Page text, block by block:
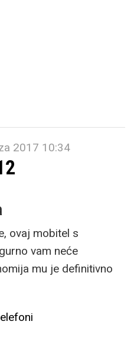
2017 10:34
ovaj mobitel s
vam neće
mu je definitivno